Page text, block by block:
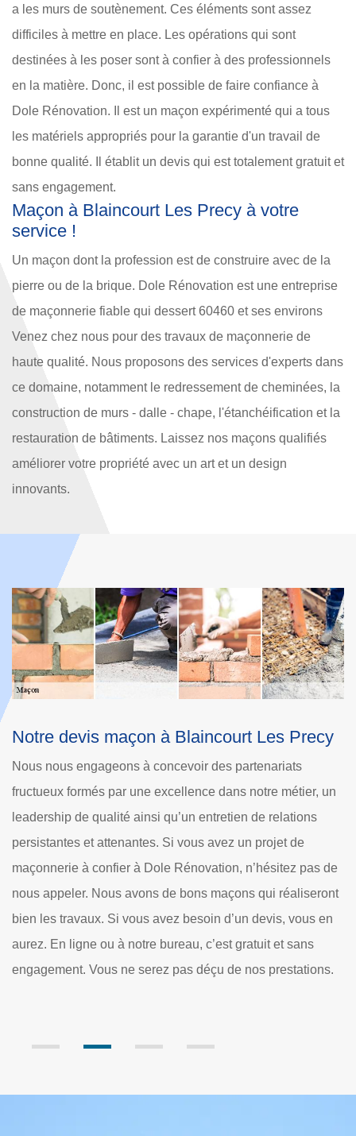
a les murs de soutènement. Ces éléments sont assez
difficiles à mettre en place. Les opérations qui sont
destinées à les poser sont à confier à des professionnels
en la matière. Donc, il est possible de faire confiance à
Dole Rénovation. Il est un maçon expérimenté qui a tous
les matériels appropriés pour la garantie d'un travail de
bonne qualité. Il établit un devis qui est totalement gratuit et
sans engagement.
Maçon à Blaincourt Les Precy à votre
service !
Un maçon dont la profession est de construire avec de la
pierre ou de la brique. Dole Rénovation est une entreprise
de maçonnerie fiable qui dessert 60460 et ses environs
Venez chez nous pour des travaux de maçonnerie de
haute qualité. Nous proposons des services d'experts dans
ce domaine, notamment le redressement de cheminées, la
construction de murs - dalle - chape, l'étanchéification et la
restauration de bâtiments. Laissez nos maçons qualifiés
améliorer votre propriété avec un art et un design
innovants.
un
de
Notre entreprise terrasse béton dans les
environs de Blaincourt Les Precy
L’entrée de votre maison devrait attirer les gens. Sur
60460, il existe de nombreuses façons de créer cette
chaleureuse entrée avec du béton, à la fois sous la forme
d’un ton architectural et d’un fondement. Le béton est
souvent favorisé, car c’est un matériau froid et dur.
Pourtant, ils n’ont pas vraiment ces critères. Grâce à
l’utilisation de la couleur, de la texture, de la forme et du
motif, le béton peut être chaud et souple pour créer une